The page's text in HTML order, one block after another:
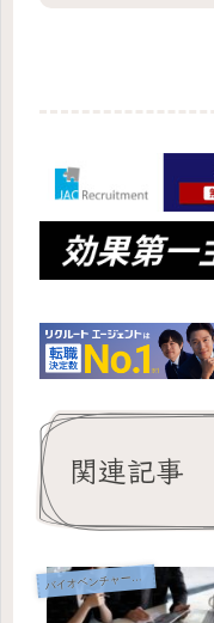
関連記事
バイオベンチャー企業研究